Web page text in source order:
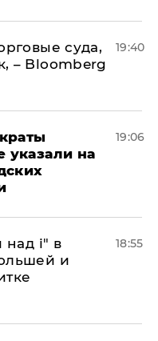
суда,
– Bloomberg
19:40
указали на
19:06
над і" в
и
18:55